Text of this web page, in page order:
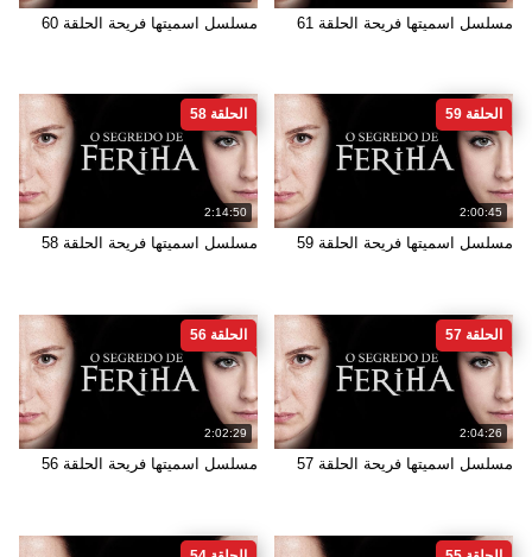
مسلسل اسميتها فريحة الحلقة 61 مسلسل اسميتها فريحة الحلقة 60
2:00:45
الحلقة 59
مسلسل اسميتها فريحة الحلقة 59
2:14:50
الحلقة 58
مسلسل اسميتها فريحة الحلقة 58
2:04:26
الحلقة 57
مسلسل اسميتها فريحة الحلقة 57
2:02:29
الحلقة 56
مسلسل اسميتها فريحة الحلقة 56